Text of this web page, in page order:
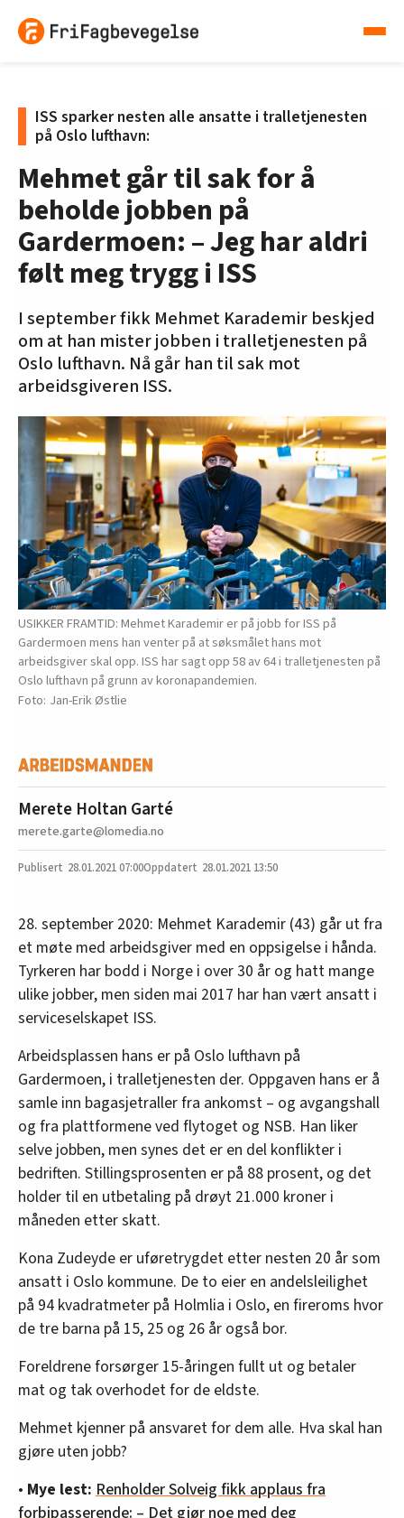
ISS sparker nesten alle ansatte i tralletjenesten
på Oslo lufthavn:
Mehmet går til sak for å
beholde jobben på
Gardermoen: – Jeg har aldri
følt meg trygg i ISS
I september fikk Mehmet Karademir beskjed
om at han mister jobben i tralletjenesten på
Oslo lufthavn. Nå går han til sak mot
arbeidsgiveren ISS.
USIKKER FRAMTID: Mehmet Karademir er på jobb for ISS på
Gardermoen mens han venter på at søksmålet hans mot
arbeidsgiver skal opp. ISS har sagt opp 58 av 64 i tralletjenesten på
Oslo lufthavn på grunn av koronapandemien.
Jan-Erik Østlie
Merete Holtan Garté
merete.garte@lomedia.no
28.01.202107:00 28.01.2021 13:50
28. september 2020: Mehmet Karademir (43) går ut fra
et møte med arbeidsgiver med en oppsigelse i hånda.
Tyrkeren har bodd i Norge i over 30 år og hatt mange
ulike jobber, men siden mai 2017 har han vært ansatt i
serviceselskapet ISS.
Arbeidsplassen hans er på Oslo lufthavn på
Gardermoen, i tralletjenesten der. Oppgaven hans er å
samle inn bagasjetraller fra ankomst – og avgangshall
og fra plattformene ved flytoget og NSB. Han liker
selve jobben, men synes det er en del konflikter i
bedriften. Stillingsprosenten er på 88 prosent, og det
holder til en utbetaling på drøyt 21.000 kroner i
måneden etter skatt.
Kona Zudeyde er uføretrygdet etter nesten 20 år som
ansatt i Oslo kommune. De to eier en andelsleilighet
på 94 kvadratmeter på Holmlia i Oslo, en fireroms hvor
de tre barna på 15, 25 og 26 år også bor.
Foreldrene forsørger 15-åringen fullt ut og betaler
mat og tak overhodet for de eldste.
Mehmet kjenner på ansvaret for dem alle. Hva skal han
gjøre uten jobb?
• Mye lest: Renholder Solveig fikk applaus fra
forbipasserende: – Det gjør noe med deg